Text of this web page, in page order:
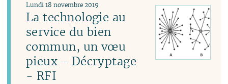
La technologie au
service du bien
commun, un vœu
pieux - Décryptage
- RFI
Lundi 18 novembre 2019